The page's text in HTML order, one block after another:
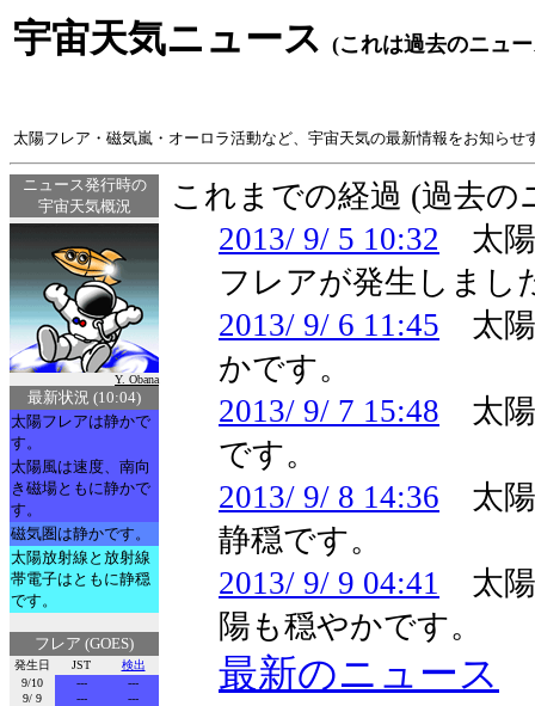
宇宙天気ニュース (これは過去のニュ
太陽フレア・磁気嵐・オーロラ活動など、宇宙天気の最新情報をお知らせ
ニュース発行時の
宇宙天気概況
Y. Obana
最新状況 (10:04)
太陽フレアは静かで
す。
太陽風は速度、南向
き磁場ともに静かで
す。
磁気圏は静かです。
太陽放射線と放射線
帯電子はともに静穏
です。
フレア (GOES)
発生日 JST
検出
9/10
---
---
9/ 9
---
---
これまでの経過 (過去
2013/ 9/ 5 10:32 太陽
フレアが発生しまし
2013/ 9/ 6 11:45 太陽
かです。
2013/ 9/ 7 15:48 太陽
です。
2013/ 9/ 8 14:36 太陽
静穏です。
2013/ 9/ 9 04:41 太陽
陽も穏やかです。
最新のニュース